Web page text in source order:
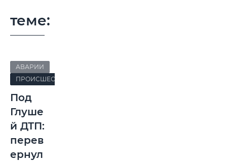
теме:
АВАРИИ
ПРОИСШЕСТВИЯ
Под
Глуше
й ДТП:
перев
ернул